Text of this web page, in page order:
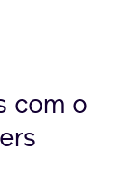
com o